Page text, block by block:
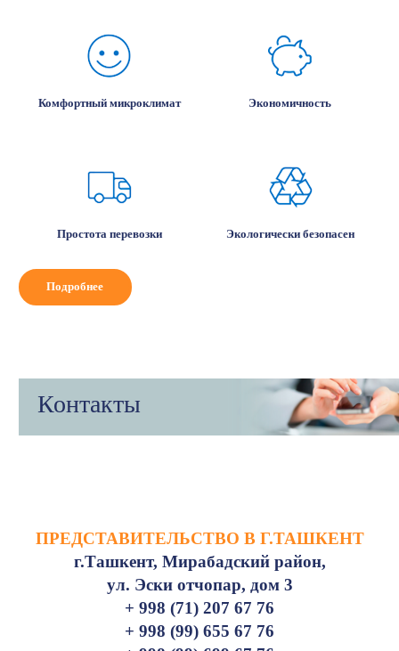
Комфортный микроклимат Экономичность
Простота перевозки Экологически безопасен
Подробнее
Контакты
ПРЕДСТАВИТЕЛЬСТВО В Г.ТАШКЕНТ
г.Ташкент, Мирабадский район,
ул. Эски отчопар, дом 3
+ 998 (71) 207 67 76
+ 998 (99) 655 67 76